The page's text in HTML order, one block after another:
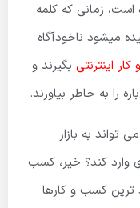
زمانی که کلمه
میشود ناخودآگاه
اینترنتی بگیرند و
را به خاطر بیاورند.
به بازار
وارد کند؟ خیر، کسب
ترین کسب و کارها